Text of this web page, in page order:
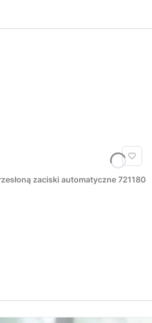
zaciski automatyczne 721180